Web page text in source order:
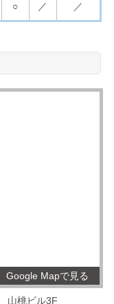
○ ／ ／
Google Mapで見る
山桃ビル3F